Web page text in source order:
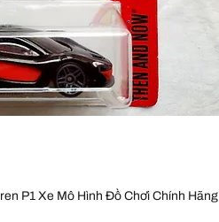
P1 Xe Mô Hình Đồ Chơi Chính Hãng